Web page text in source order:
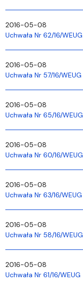
2016-05-08
Uchwała Nr 62/16/WEUG
2016-05-08
Uchwała Nr 57/16/WEUG
2016-05-08
Uchwała Nr 65/16/WEUG
2016-05-08
Uchwała Nr 60/16/WEUG
2016-05-08
Uchwała Nr 63/16/WEUG
2016-05-08
Uchwała Nr 58/16/WEUG
2016-05-08
Uchwała Nr 61/16/WEUG